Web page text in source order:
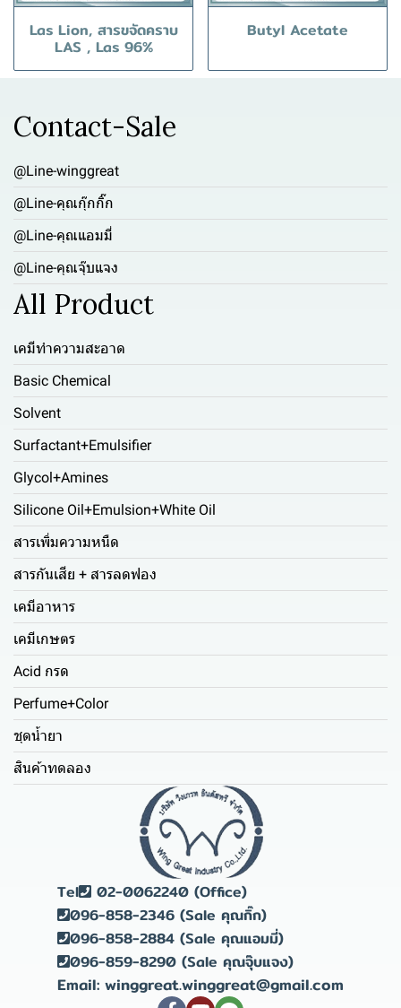
Las Lion, สารขจัดคราบ
LAS , Las 96%
Butyl Acetate
Contact-Sale
@Line-winggreat
@Line-คุณกุ๊กกิ๊ก
@Line-คุณแอมมี่
@Line-คุณจุ๊บแจง
All Product
เคมีทำความสะอาด
Basic Chemical
Solvent
Surfactant+Emulsifier
Glycol+Amines
Silicone Oil+Emulsion+White Oil
สารเพิ่มความหนืด
สารกันเสีย + สารลดฟอง
เคมีอาหาร
เคมีเกษตร
Acid กรด
Perfume+Color
ชุดน้ำยา
สินค้าทดลอง
Tel
02-0062240 (Office)
096-858-2346 (Sale คุณกิ๊ก)
096-858-2884 (Sale คุณแอมมี่)
096-859-8290 (Sale คุณจุ๊บแจง)
Email: winggreat.winggreat@gmail.com